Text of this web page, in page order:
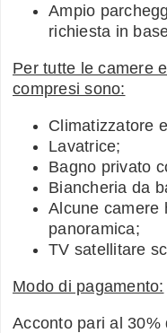
Ampio
richiesta in
Per tutte le camere
compresi sono:
Climatizzatore
Lavatrice;
Bagno privato
Biancheria da
Alcune camere
panoramica;
TV satellitare
Modo di pagamento:
Acconto pari al